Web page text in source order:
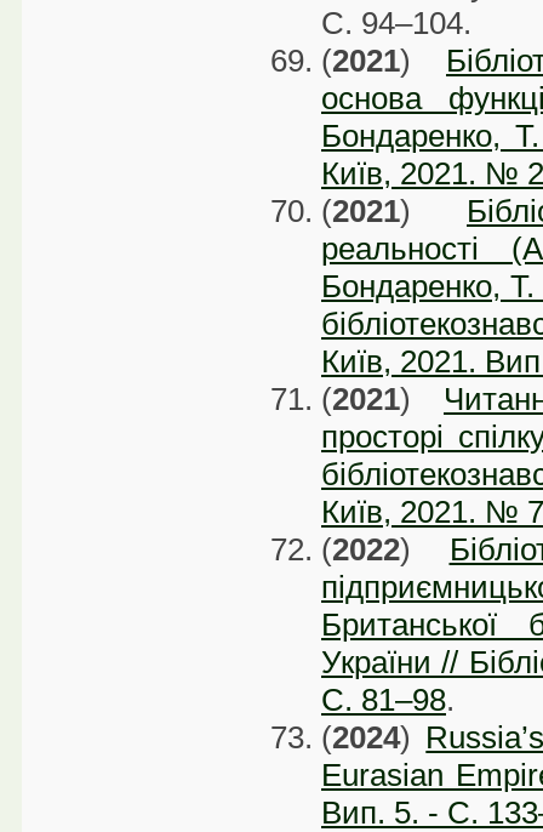
С. 94–104.
(2021)
основа
Бондаренко,
Київ, 2021. №
(2021)
реальності
Бондаренко,
Київ, 2021.
(2021)
просторі
Київ, 2021. №
(2022)
Британської
України //
С. 81–98.
(2024)
Eurasian
Вип. 5. - С.